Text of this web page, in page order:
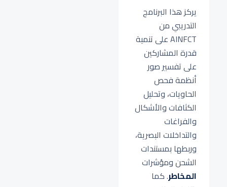
يركز هذا البرنامج
التدريبي من
AINFCT على تنمية
قدرة المشاركين
على تفسير صور
أنظمة فحص
الحاويات، وتحليل
الكثافات والأشكال
والفراغات
والتداخلات البصرية،
وربطها بمستندات
الشحن ومؤشرات
المخاطر. كما